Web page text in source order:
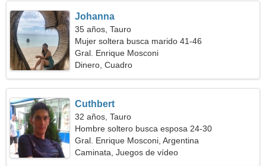
Johanna
35 años, Tauro
Mujer soltera busca marido 41-46
Gral. Enrique Mosconi
Dinero, Cuadro
Cuthbert
32 años, Tauro
Hombre soltero busca esposa 24-30
Gral. Enrique Mosconi, Argentina
Caminata, Juegos de vídeo